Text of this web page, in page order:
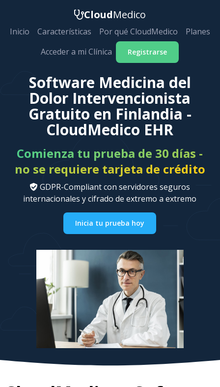
CloudMedico
Inicio Características Por qué CloudMedico
Planes
Acceder a mi Clínica
Registrarse
Software Medicina del
Dolor Intervencionista
Gratuito en Finlandia -
CloudMedico EHR
Comienza tu prueba de 30 días -
no se requiere tarjeta de crédito
GDPR-Compliant con servidores seguros
internacionales y cifrado de extremo a extremo
Inicia tu prueba hoy